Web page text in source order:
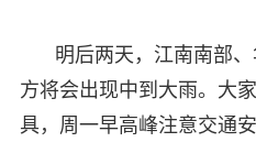
明后两天，江南南部
方将会出现中到大雨。大
具，周一早高峰注意交通安